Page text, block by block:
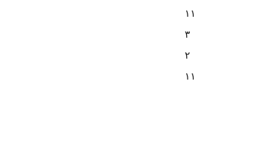
۱۱
۳
۲
۱۱